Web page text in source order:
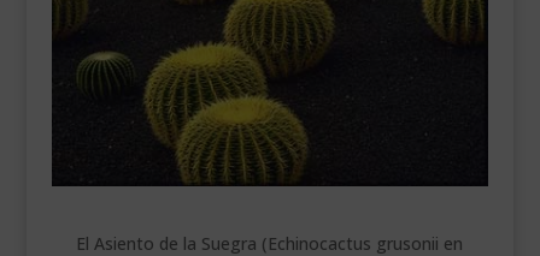
___________________________
VEURE EN CATALÀ
El Asiento de la Suegra (Echinocactus grusonii en